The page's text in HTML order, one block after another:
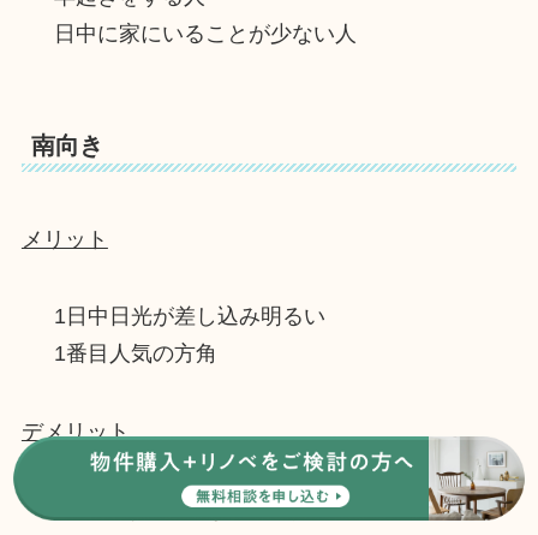
日中に家にいることが少ない人
南向き
メリット
1日中日光が差し込み明るい
1番目人気の方角
デメリット
人気がある方角なので家賃や購入価格が高め